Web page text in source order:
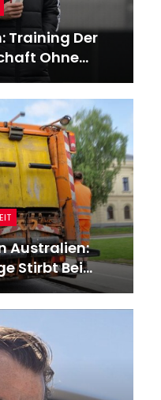
Training Der
Ohne…
Australien:
Stirbt Bei…